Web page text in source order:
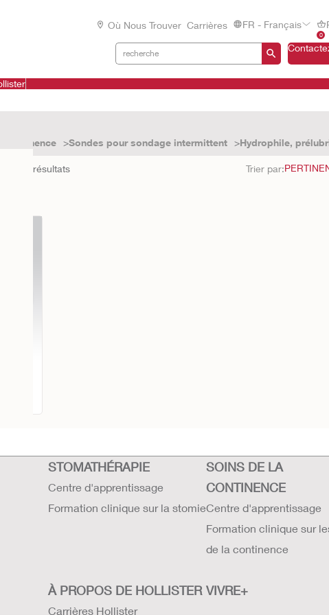
Où Nous Trouver Carrières FR - Français
0
continence
Sondes pour sondage intermittent Hydrophile,
résultats Trier par:
STOMATHÉRAPIE
Centre d'apprentissage
Formation clinique sur la stomie
SOINS DE LA
CONTINENCE
Centre d'apprentissage
Formation clinique sur
de la continence
À PROPOS DE HOLLISTER
Carrières Hollister
VIVRE+